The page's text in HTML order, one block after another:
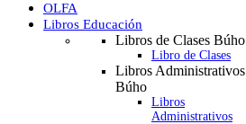
OLFA
Libros Educación
Libros de Clases Búho
Libro de Clases
Libros Administrativos
Búho
Libros
Administrativos